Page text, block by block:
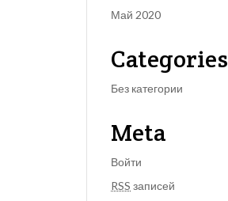
Май 2020
Categories
Без категории
Meta
Войти
RSS записей